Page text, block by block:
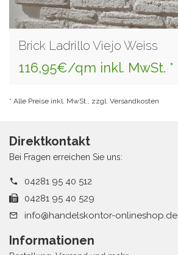
Brick Ladrillo Viejo Weiss
116,95€/qm inkl. MwSt. *
* Alle Preise inkl. MwSt., zzgl. Versandkosten
Direktkontakt
Bei Fragen erreichen Sie uns:
04281 95 40 512
04281 95 40 529
info@handelskontor-onlineshop.de
Informationen